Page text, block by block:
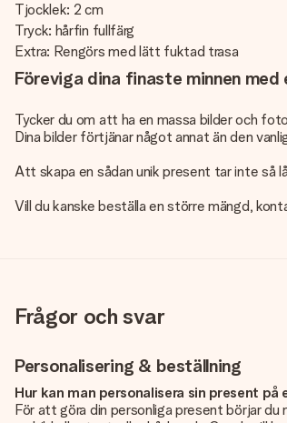
Tjocklek: 2 cm
Tryck: hårfin fullfärg
Extra: Rengörs med lätt fuktad trasa
Föreviga dina finaste minnen
Tycker du om att ha en massa bilder och
Dina bilder förtjänar något annat än den
Att skapa en sådan unik present tar inte så
Vill du kanske beställa en större mängd,
Frågor och svar
Personalisering & beställning
Hur kan man personalisera sin present
För att göra din personliga present börjar